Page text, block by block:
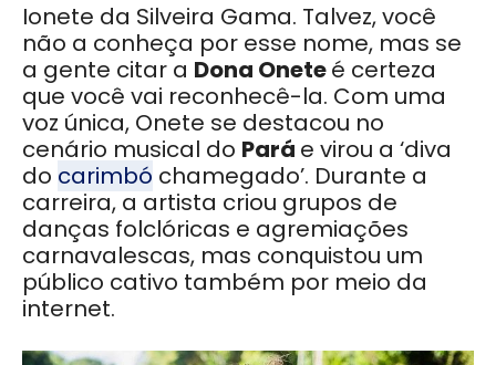
Ionete da Silveira Gama. Talvez, você
não a conheça por esse nome, mas se
a gente citar a Dona Oneteé certeza
que você vai reconhecê-la. Com uma
voz única, Onete se destacou no
cenário musical do Pará e virou a ‘diva
do carimbó chamegado’. Durante a
carreira, a artista criou grupos de
danças folclóricas e agremiações
carnavalescas, mas conquistou um
público cativo também por meio da
internet.